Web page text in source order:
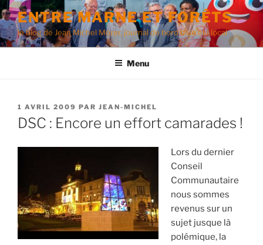
Aller
au
contenu
principal
ENTRE MARNE ET FORÊTS
le blog de Jean Michel Morer, journal de bord d'un élu local
Menu
PUBLIÉ
LE
1 AVRIL 2009 PAR JEAN-MICHEL
DSC : Encore un effort camarades !
Lors du dernier
Conseil
Communautaire
nous sommes
revenus sur un
sujet jusque là
polémique, la